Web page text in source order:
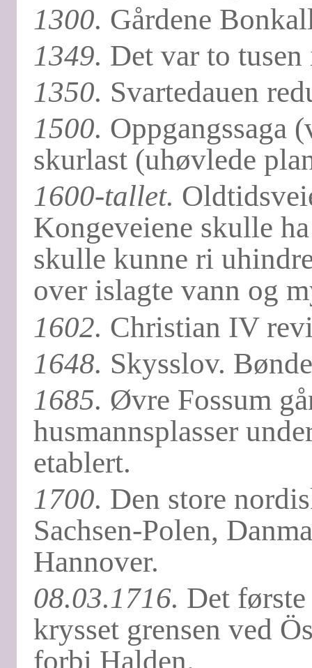
1300. Gårdene
1349. Det var to
1350. Svartedauen
1500. Oppgangssaga
skurlast (uhøvlede
1600-tallet.
Kongeveiene skulle
skulle kunne ri
over islagte vann og
1602. Christian IV
1648. Skysslov.
1685. Øvre Fossum
husmannsplasser
etablert.
1700. Den store
Sachsen-Polen,
Hannover.
08.03.1716. Det
krysset grensen ved
forbi Halden.